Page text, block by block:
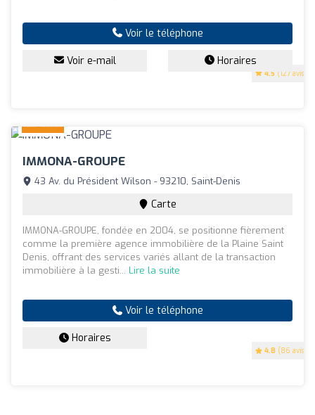
4.5 (127 avis)
Voir le téléphone
Voir e-mail Horaires
IMMONA-GROUPE
4.8 (86 avis)
43 Av. du Président Wilson - 93210, Saint-Denis
Carte
IMMONA-GROUPE, fondée en 2004, se positionne fièrement
comme la première agence immobilière de la Plaine Saint
Denis, offrant des services variés allant de la transaction
immobilière à la gesti... Lire la suite
Voir le téléphone
Horaires